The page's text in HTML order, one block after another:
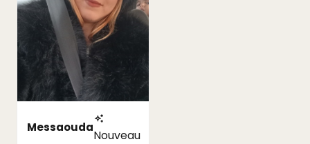
MessaoudaNouveau